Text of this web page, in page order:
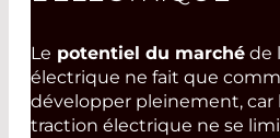
Le potentiel du marché de
électrique ne fait que
développer pleinement, car
traction électrique ne se